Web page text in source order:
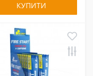
КУПИТИ